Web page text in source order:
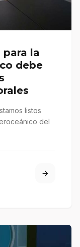
para la
debe
listos
del